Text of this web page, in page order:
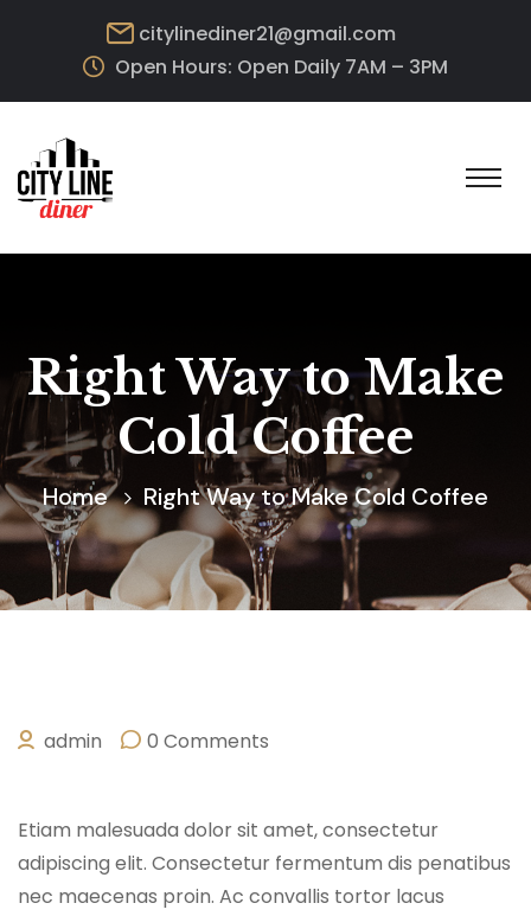
citylinediner21@gmail.com
Open Hours: Open Daily 7AM – 3PM
Right Way to Make
Cold Coffee
Home Right Way to Make Cold Coffee
SEPTEMBER 22, 2022
admin 0 Comments
Etiam malesuada dolor sit amet, consectetur
adipiscing elit. Consectetur fermentum dis penatibus
nec maecenas proin. Ac convallis tortor lacus